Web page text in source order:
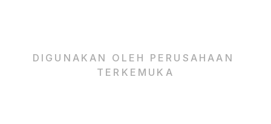
DIGUNAKAN OLEH PERUSAHAAN
TERKEMUKA